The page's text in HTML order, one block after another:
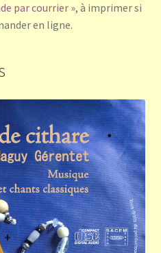
par courrier », à imprimer si
en ligne.